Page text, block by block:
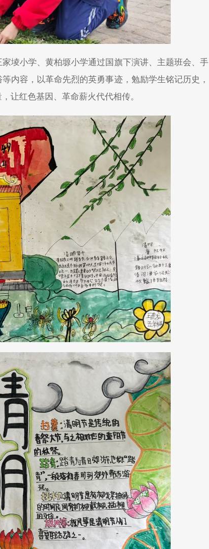
家堎小学、黄柏塬小学通过国旗下演讲、主题班会、手
内容，以革命先烈的英勇事迹，勉励学生铭记历史，
让红色基因、革命薪火代代相传。